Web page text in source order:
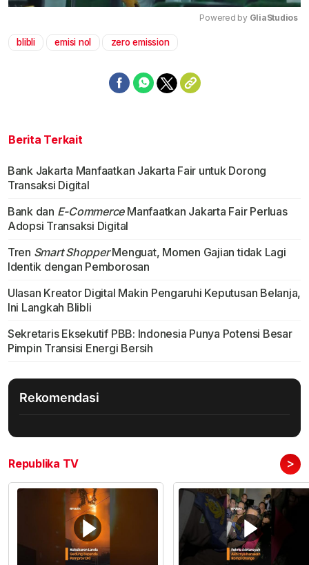
Powered by GliaStudios
blibli emisi nol zero emission
Berita Terkait
Bank Jakarta Manfaatkan Jakarta Fair untuk Dorong
Transaksi Digital
Bank dan E-Commerce Manfaatkan Jakarta Fair Perluas
Adopsi Transaksi Digital
Tren Smart ShopperMenguat, Momen Gajian tidak Lagi
Identik dengan Pemborosan
Ulasan Kreator Digital Makin Pengaruhi Keputusan Belanja,
Ini Langkah Blibli
Sekretaris Eksekutif PBB: Indonesia Punya Potensi Besar
Pimpin Transisi Energi Bersih
Rekomendasi
Republika TV >